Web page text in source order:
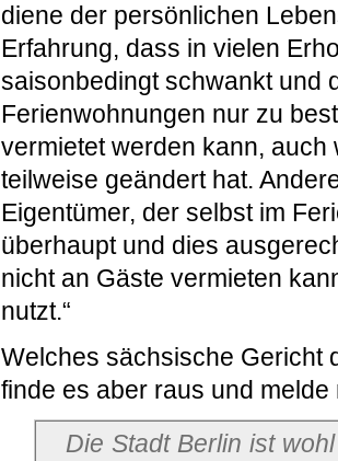
diene der persönlichen
Erfahrung, dass in vielen
saisonbedingt schwankt und
Ferienwohnungen nur zu
vermietet werden kann,
teilweise geändert hat.
Eigentümer, der selbst im
überhaupt und dies
nicht an Gäste vermieten
nutzt.“
Welches sächsische Gericht
finde es aber raus und melde
Die Stadt Berlin ist wohl auf dem richtigen Weg, denn wer